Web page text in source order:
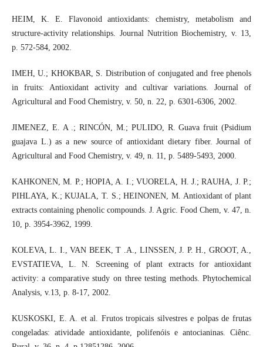
HEIM, K. E. Flavonoid antioxidants: chemistry, metabolism and
structure-activity relationships. Journal Nutrition Biochemistry, v. 13,
p. 572-584, 2002.
IMEH, U.; KHOKBAR, S. Distribution of conjugated and free phenols
in fruits: Antioxidant activity and cultivar variations. Journal of
Agricultural and Food Chemistry, v. 50, n. 22, p. 6301-6306, 2002.
JIMENEZ, E. A .; RINCÓN, M.; PULIDO, R. Guava fruit (Psidium
guajava L.) as a new source of antioxidant dietary fiber. Journal of
Agricultural and Food Chemistry, v. 49, n. 11, p. 5489-5493, 2000.
KAHKONEN, M. P.; HOPIA, A. I.; VUORELA, H. J.; RAUHA, J. P.;
PIHLAYA, K.; KUJALA, T. S.; HEINONEN, M. Antioxidant of plant
extracts containing phenolic compounds. J. Agric. Food Chem, v. 47, n.
10, p. 3954-3962, 1999.
KOLEVA, L. I., VAN BEEK, T .A., LINSSEN, J. P. H., GROOT, A.,
EVSTATIEVA, L. N. Screening of plant extracts for antioxidant
activity: a comparative study on three testing methods. Phytochemical
Analysis, v.13, p. 8-17, 2002.
KUSKOSKI, E. A. et al. Frutos tropicais silvestres e polpas de frutas
congeladas: atividade antioxidante, polifenóis e antocianinas. Ciênc.